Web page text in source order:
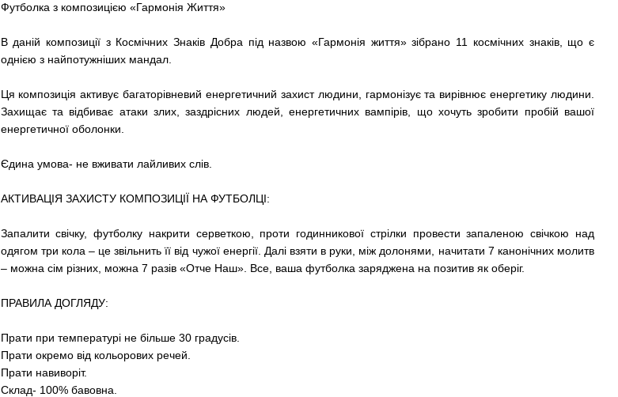
Футболка з композицією «Гармонія Життя»
В даній композиції з Космічних Знаків Добра під назвою «Гармонія життя» зібрано 11 космічних знаків, що є
однією з найпотужніших мандал.
Ця композиція активує багаторівневий енергетичний захист людини, гармонізує та вирівнює енергетику людини.
Захищає та відбиває атаки злих, заздрісних людей, енергетичних вампірів, що хочуть зробити пробій вашої
енергетичної оболонки.
Єдина умова- не вживати лайливих слів.
АКТИВАЦІЯ ЗАХИСТУ КОМПОЗИЦІЇ НА ФУТБОЛЦІ:
Запалити свічку, футболку накрити серветкою, проти годинникової стрілки провести запаленою свічкою над
одягом три кола – це звільнить її від чужої енергії. Далі взяти в руки, між долонями, начитати 7 канонічних молитв
– можна сім різних, можна 7 разів «Отче Наш». Все, ваша футболка заряджена на позитив як оберіг.
ПРАВИЛА ДОГЛЯДУ:
Прати при температурі не більше 30 градусів.
Прати окремо від кольорових речей.
Прати навиворіт.
Склад- 100% бавовна.